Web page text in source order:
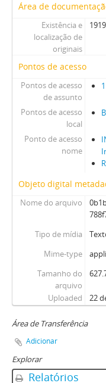
Área de
Existência e
localização de
originais
Pontos de acesso
Pontos de acesso
de assunto
Pontos de acesso
local
Ponto de acesso
nome
Objeto digital
Nome do arquivo
Tipo de mídia
Mime-type
Tamanho do
arquivo
Uploaded 22
Área de Transferência
Adicionar
Explorar
Relatórios